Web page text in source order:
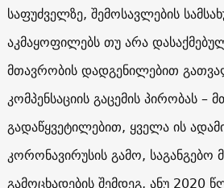
საფუძველზე, შემოსავლების
აკმაყოფილებს თუ არა
მთავრობის დადგენილებით
კომპენსაციის გაცემის პირობას –
გადაწყვეტილებით, ყველა ის
კორონავირუსის გამო, საგანგებო
გამოცხადების შემდეგ, ანუ 2020